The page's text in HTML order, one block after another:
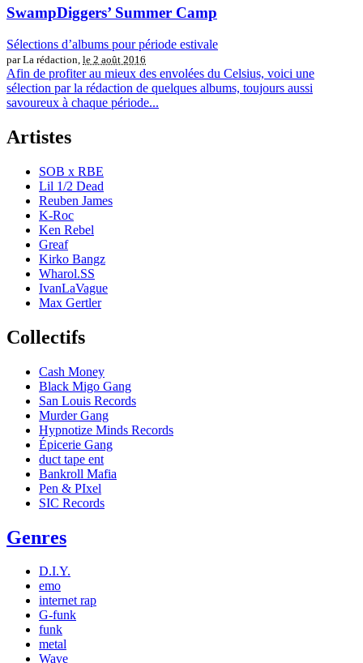
SwampDiggers’ Summer Camp
Sélections d’albums pour période estivale
par La rédaction, le 2 août 2016
Afin de profiter au mieux des envolées du Celsius, voici une
sélection par la rédaction de quelques albums, toujours aussi
savoureux à chaque période...
Artistes
SOB x RBE
Lil 1/2 Dead
Reuben James
K-Roc
Ken Rebel
Greaf
Kirko Bangz
Wharol.SS
IvanLaVague
Max Gertler
Collectifs
Cash Money
Black Migo Gang
San Louis Records
Murder Gang
Hypnotize Minds Records
Épicerie Gang
duct tape ent
Bankroll Mafia
Pen & PIxel
SIC Records
Genres
D.I.Y.
emo
internet rap
G-funk
funk
metal
Wave